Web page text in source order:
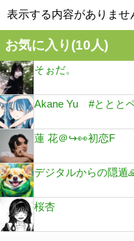
表示する内容がありませ
お気に入り(10人)
そぉだ。
Akane Yu #ととと
蓮 花＠↪️👀初恋F
デジタルからの隠遁
桜杏